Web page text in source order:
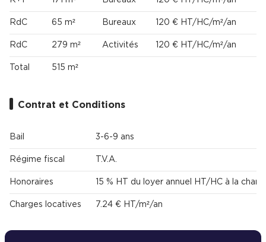
RdC 65 m² Bureaux 120 € HT/HC/m²/an
RdC 279 m² Activités 120 € HT/HC/m²/an
Total 515 m²
Contrat et Conditions
Bail 3-6-9 ans
Régime fiscal T.V.A.
Honoraires 15 % HT du loyer annuel HT/HC à la
Charges locatives 7.24 € HT/m²/an